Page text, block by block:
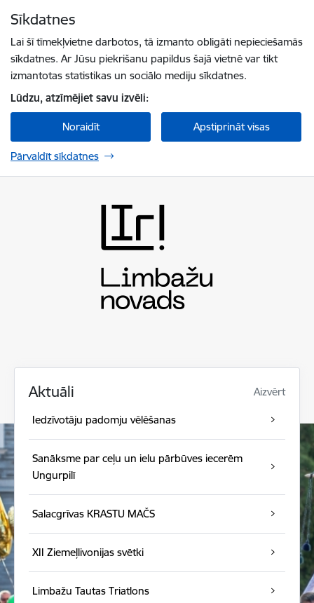
Sīkdatnes
Lai šī tīmekļvietne darbotos, tā izmanto obligāti nepieciešamās
sīkdatnes. Ar Jūsu piekrišanu papildus šajā vietnē var tikt
izmantotas statistikas un sociālo mediju sīkdatnes.
Lūdzu, atzīmējiet savu izvēli:
Noraidīt Apstiprināt visas
Pārvaldīt sīkdatnes
Aktuāli Aizvērt
Iedzīvotāju padomju vēlēšanas
Sanāksme par ceļu un ielu pārbūves iecerēm
Ungurpilī
Salacgrīvas KRASTU MAČS
XII Ziemeļlivonijas svētki
Limbažu Tautas Triatlons